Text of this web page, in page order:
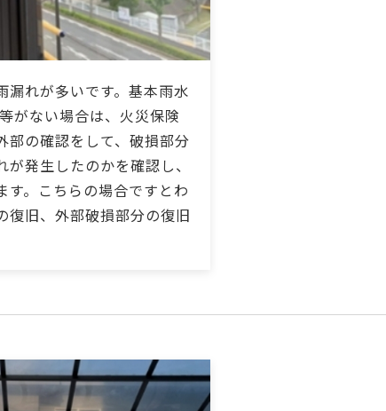
漏れが多いです。基本雨水
がない場合は、火災保険
部の確認をして、破損部分
発生したのかを確認し、
す。こちらの場合ですとわ
復旧、外部破損部分の復旧